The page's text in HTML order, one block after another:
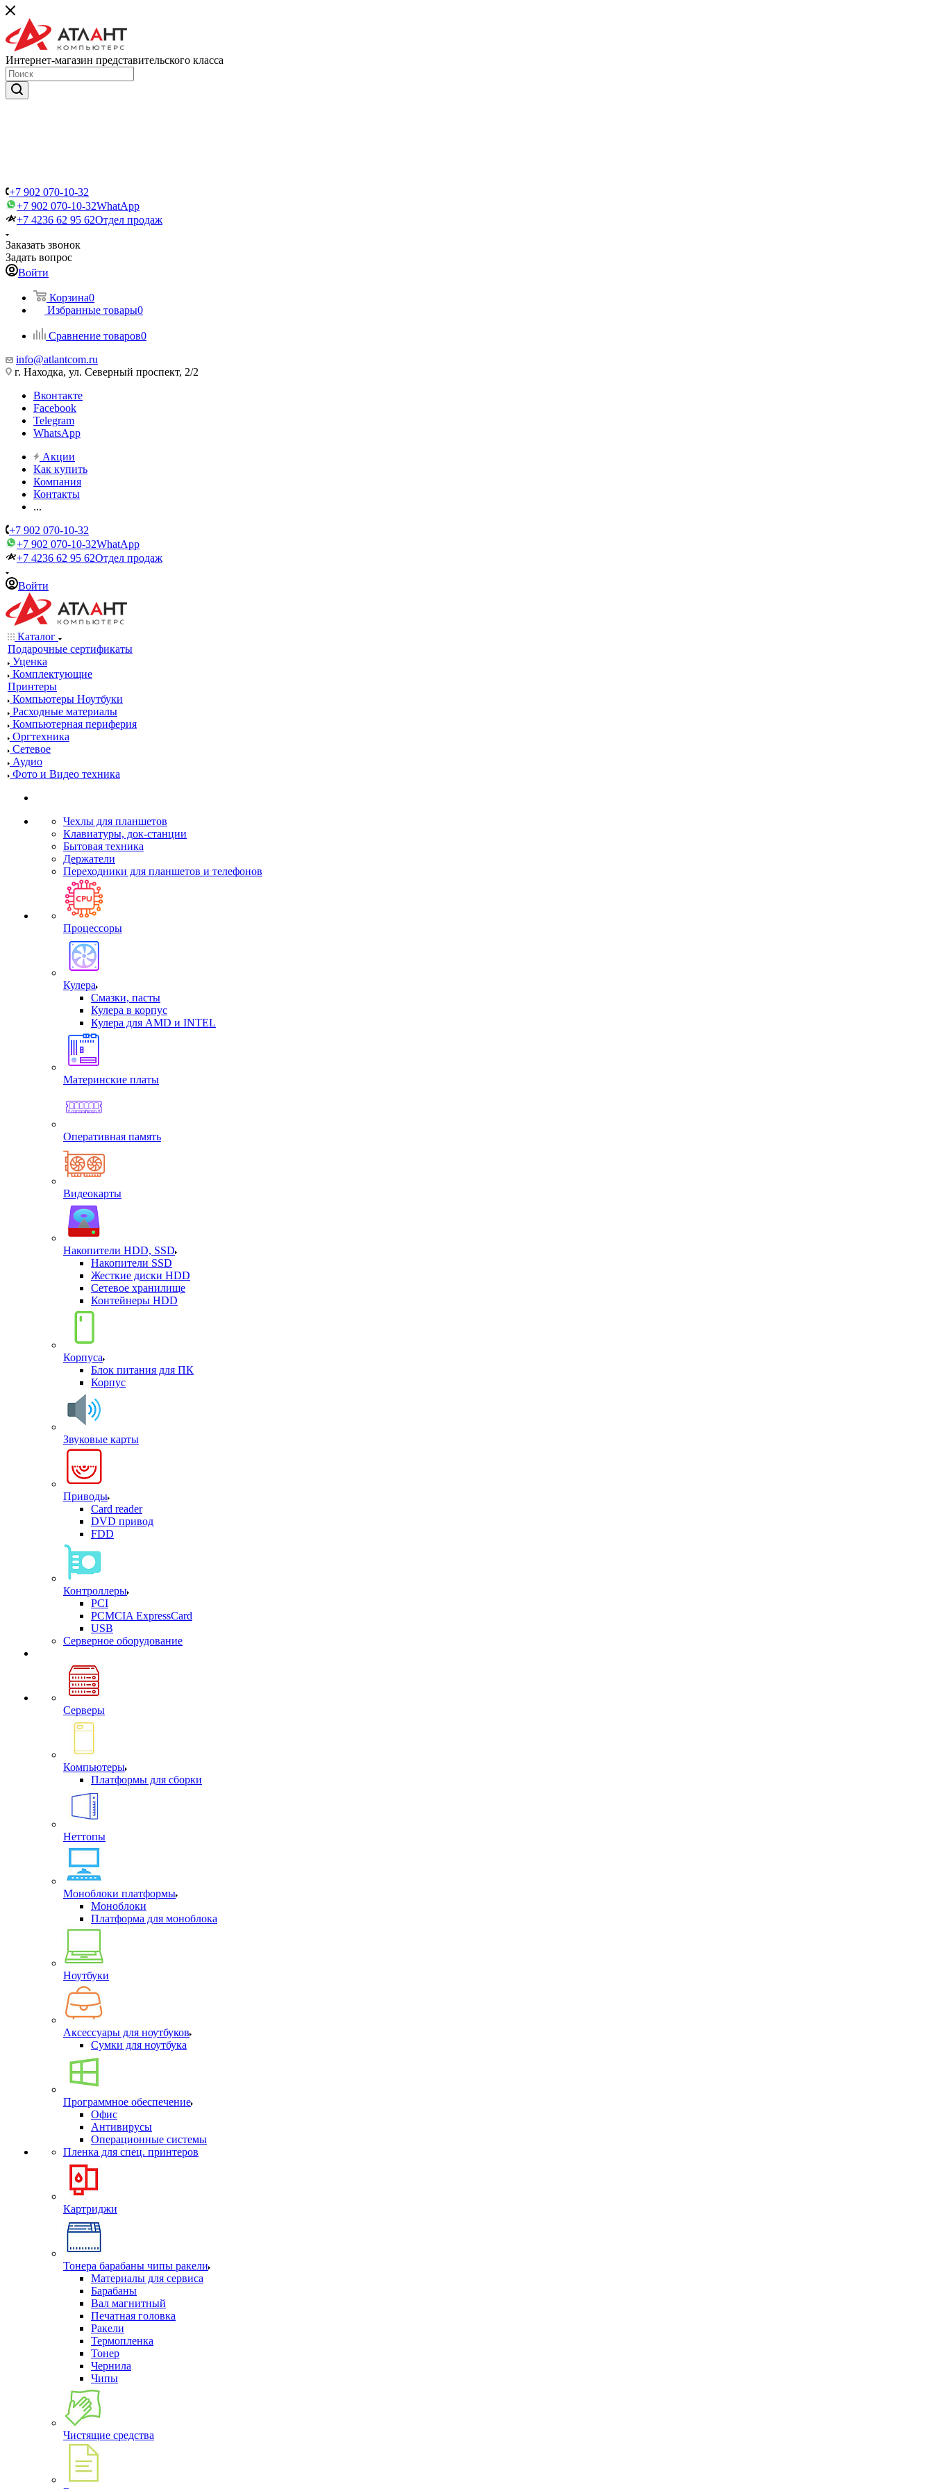
Интернет-магазин представительского класса
+7 902 070-10-32
+7 902 070-10-32WhatApp
+7 4236 62 95 62Отдел продаж
Заказать звонок
Задать вопрос
Войти
Корзина0
Избранные товары0
Сравнение товаров0
info@atlantcom.ru
г. Находка, ул. Северный проспект, 2/2
Вконтакте
Facebook
Telegram
WhatsApp
Акции
Как купить
Компания
Контакты
...
+7 902 070-10-32
+7 902 070-10-32WhatApp
+7 4236 62 95 62Отдел продаж
Войти
Каталог
Подарочные сертификаты
Уценка
Комплектующие
Принтеры
Компьютеры Ноутбуки
Расходные материалы
Компьютерная периферия
Оргтехника
Сетевое
Аудио
Фото и Видео техника
Чехлы для планшетов
Клавиатуры, док-станции
Бытовая техника
Держатели
Переходники для планшетов и телефонов
Процессоры
Кулера
Смазки, пасты
Кулера в корпус
Кулера для AMD и INTEL
Материнские платы
Оперативная память
Видеокарты
Накопители HDD, SSD
Накопители SSD
Жесткие диски HDD
Сетевое хранилище
Контейнеры HDD
Корпуса
Блок питания для ПК
Корпус
Звуковые карты
Приводы
Card reader
DVD привод
FDD
Контроллеры
PCI
PCMCIA ExpressCard
USB
Cерверное оборудование
Серверы
Компьютеры
Платформы для сборки
Неттопы
Моноблоки платформы
Моноблоки
Платформа для моноблока
Ноутбуки
Аксессуары для ноутбуков
Сумки для ноутбука
Программное обеспечение
Офис
Антивирусы
Операционные системы
Пленка для спец. принтеров
Картриджи
Тонера барабаны чипы ракели
Материалы для сервиса
Барабаны
Вал магнитный
Печатная головка
Ракели
Термопленка
Тонер
Чернила
Чипы
Чистящие средства